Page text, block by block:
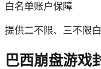
白名单账户保障
提供二不限、三不限
巴西崩盘游戏